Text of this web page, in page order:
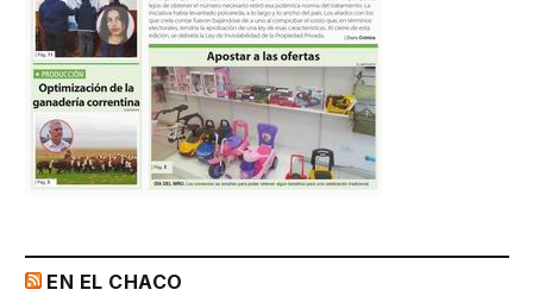
EN EL CHACO